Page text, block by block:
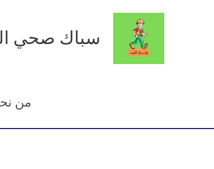
سباك صحي
من